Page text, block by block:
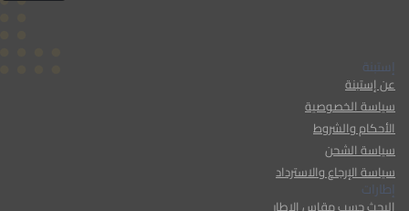
إستبنة
عن إستبنة
سياسة الخصوصية
الأحكام والشروط
سياسة الشحن
سياسة الإرجاع والاسترداد
إطارات